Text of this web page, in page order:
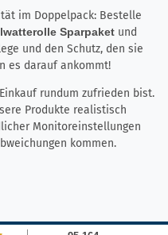
im Doppelpack: Bestelle
Sparpaket und
und den Schutz, den sie
es darauf ankommt!
rundum zufrieden bist.
Produkte realistisch
Monitoreinstellungen
kommen.